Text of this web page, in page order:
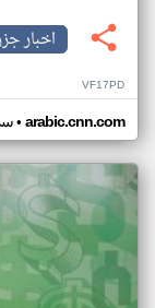
اخبار
VF17PD
• arabic.cnn.com